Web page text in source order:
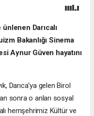
Darıcalı
Bakanlığı Sinema
Aynur Güven hayatını
Darıca'ya gelen Birol
sonra o anları sosyal
hemşehrimiz Kültür ve